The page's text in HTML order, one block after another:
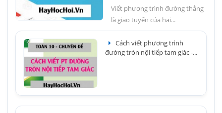
Viết phương trình đường thẳng
là giao tuyến của hai...
Cách viết phương trình
đường tròn nội tiếp tam giác -...